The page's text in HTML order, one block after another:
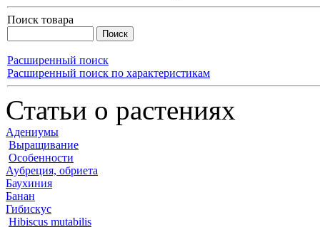
Поиск товара
Расширенный поиск
Расширенный поиск по характеристикам
Статьи о растениях
Адениумы
Выращивание
Особенности
Аубреция, обриета
Баухиния
Банан
Гибискус
Hibiscus mutabilis